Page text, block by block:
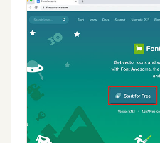
攝
影
手
機
影